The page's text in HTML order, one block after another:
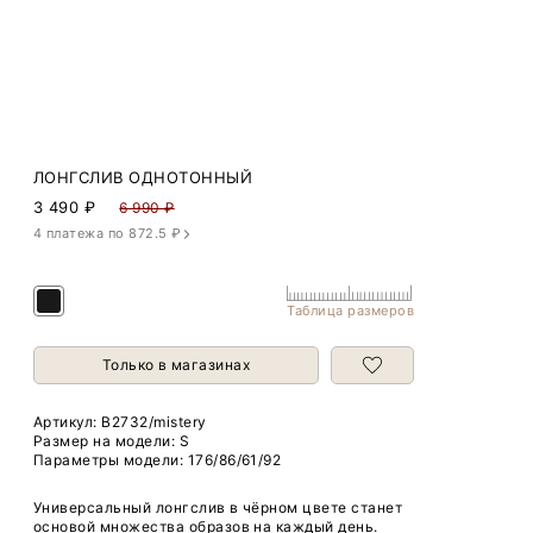
ЛОНГСЛИВ ОДНОТОННЫЙ
3 490 ₽ 6 990 ₽
4 платежа по 872.5 ₽
Таблица размеров
Только в магазинах
Артикул: B2732/mistery
Размер на модели: S
Параметры модели: 176/86/61/92
Универсальный лонгслив в чёрном цвете станет
основой множества образов на каждый день.